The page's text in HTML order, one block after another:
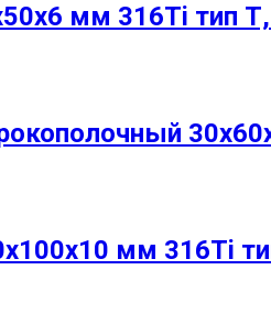
мм 316Ti тип
мм 316Ti